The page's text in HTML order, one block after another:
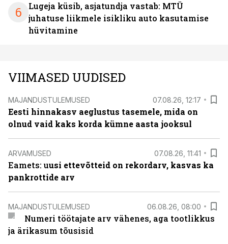
6
Lugeja küsib, asjatundja vastab: MTÜ
juhatuse liikmele isikliku auto kasutamise
hüvitamine
VIIMASED UUDISED
MAJANDUSTULEMUSED 07.08.26, 12:17
Eesti hinnakasv aeglustus tasemele, mida on
olnud vaid kaks korda kümne aasta jooksul
ARVAMUSED 07.08.26, 11:41
Eamets: uusi ettevõtteid on rekordarv, kasvas ka
pankrottide arv
MAJANDUSTULEMUSED 06.08.26, 08:00
Numeri töötajate arv vähenes, aga tootlikkus
ja ärikasum tõusisid